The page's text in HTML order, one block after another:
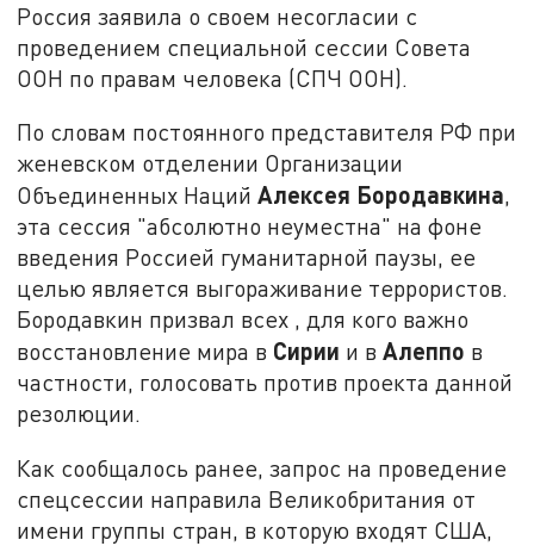
Россия заявила о своем несогласии с
проведением специальной сессии Совета
ООН по правам человека (СПЧ ООН).
По словам постоянного представителя РФ при
женевском отделении Организации
Объединенных НацийАлексея Бородавкина,
эта сессия "абсолютно неуместна" на фоне
введения Россией гуманитарной паузы, ее
целью является выгораживание террористов.
Бородавкин призвал всех , для кого важно
восстановление мира в Сирии и вАлеппо в
частности, голосовать против проекта данной
резолюции.
Как сообщалось ранее, запрос на проведение
спецсессии направила Великобритания от
имени группы стран, в которую входят США,